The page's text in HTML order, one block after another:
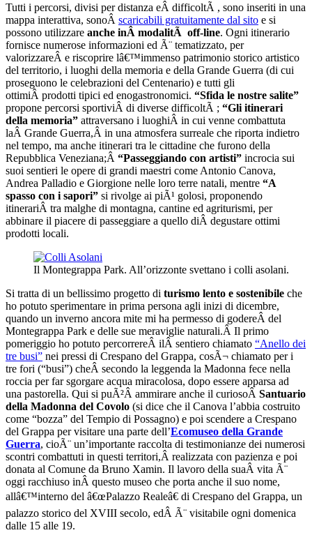
Tutti i percorsi, divisi per distanza eÂ difficoltÃ , sono inseriti in una
mappa interattiva, sonoÂ scaricabili gratuitamente dal sito e si
possono utilizzare anche inÂ modalitÃ off-line. Ogni itinerario
fornisce numerose informazioni ed Ã¨ tematizzato, per
valorizzareÂ e riscoprire lâ€™immenso patrimonio storico artistico
del territorio, i luoghi della memoria e della Grande Guerra (di cui
proseguono le celebrazioni del Centenario) e tutti gli
ottimiÂ prodotti tipici ed enogastronomici. “Sfida le nostre salite”
propone percorsi sportiviÂ di diverse difficoltÃ ; “Gli itinerari
della memoria” attraversano i luoghiÂ in cui venne combattuta
laÂ Grande Guerra,Â in una atmosfera surreale che riporta indietro
nel tempo, ma anche itinerari tra le cittadine che furono della
Repubblica Veneziana;Â “Passeggiando con artisti” incrocia sui
suoi sentieri le opere di grandi maestri come Antonio Canova,
Andrea Palladio e Giorgione nelle loro terre natali, mentre “A
spasso con i sapori” si rivolge ai piÃ¹ golosi, proponendo
itinerariÂ tra malghe di montagna, cantine ed agriturismi, per
abbinare il piacere di passeggiare a quello diÂ degustare ottimi
prodotti locali.
Il Montegrappa Park. All’orizzonte svettano i colli asolani.
Si tratta di un bellissimo progetto di turismo lento e sostenibile che
ho potuto sperimentare in prima persona agli inizi di dicembre,
quando un inverno ancora mite mi ha permesso di godereÂ del
Montegrappa Park e delle sue meraviglie naturali.Â Il primo
pomeriggio ho potuto percorrereÂ ilÂ sentiero chiamato “Anello dei
tre busi” nei pressi di Crespano del Grappa, cosÃ¬ chiamato per i
tre fori (“busi”) cheÂ secondo la leggenda la Madonna fece nella
roccia per far sgorgare acqua miracolosa, dopo essere apparsa ad
una pastorella. Qui si puÃ²Â ammirare anche il curiosoÂ Santuario
della Madonna del Covolo (si dice che il Canova l’abbia costruito
come “bozza” del Tempio di Possagno) e poi scendere a Crespano
del Grappa per visitare una parte dell’Ecomuseo della Grande
Guerra, cioÃ¨ un’importante raccolta di testimonianze dei numerosi
scontri combattuti in questi territori,Â realizzata con pazienza e poi
donata al Comune da Bruno Xamin. Il lavoro della suaÂ vita Ã¨
oggi racchiuso inÂ questo museo che porta anche il suo nome,
allâ€™interno del â€œPalazzo Realeâ€ di Crespano del Grappa, un
palazzo storico del XVIII secolo, edÂ Ã¨ visitabile ogni domenica
dalle 15 alle 19.